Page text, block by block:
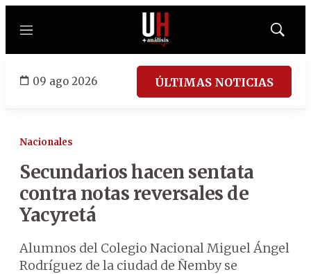
Menú
Mostrar
09 ago 2026 ÚLTIMAS NOTICIAS
Nacionales
Secundarios hacen sentata
contra notas reversales de
Yacyretá
Alumnos del Colegio Nacional Miguel Ángel
Rodríguez de la ciudad de Ñemby se